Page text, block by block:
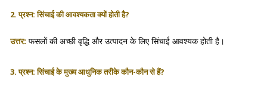
2. प्रश्न: सिंचाई की आवश्यकता क्यों होती है?
उत्तर: फसलों की अच्छी वृद्धि और उत्पादन के लिए सिंचाई आवश्यक होती है।
3. प्रश्न: सिंचाई के मुख्य आधुनिक तरीके कौन-कौन से हैं?